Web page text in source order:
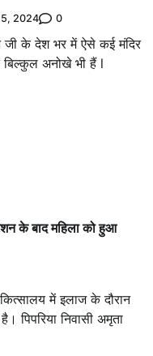
2024 0
जी के देश भर में ऐसे कई मंदिर
अनोखे भी हैं l
के बाद महिला को हुआ
में इलाज के दौरान
पिपरिया निवासी अमृता